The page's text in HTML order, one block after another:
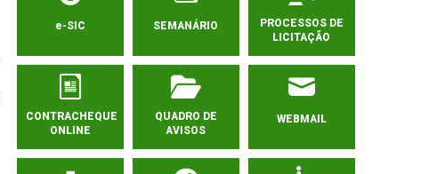
e-SIC SEMANÁRIO
PROCESSOS DE
LICITAÇÃO
CONTRACHEQUE
ONLINE
QUADRO DE
AVISOS
WEBMAIL